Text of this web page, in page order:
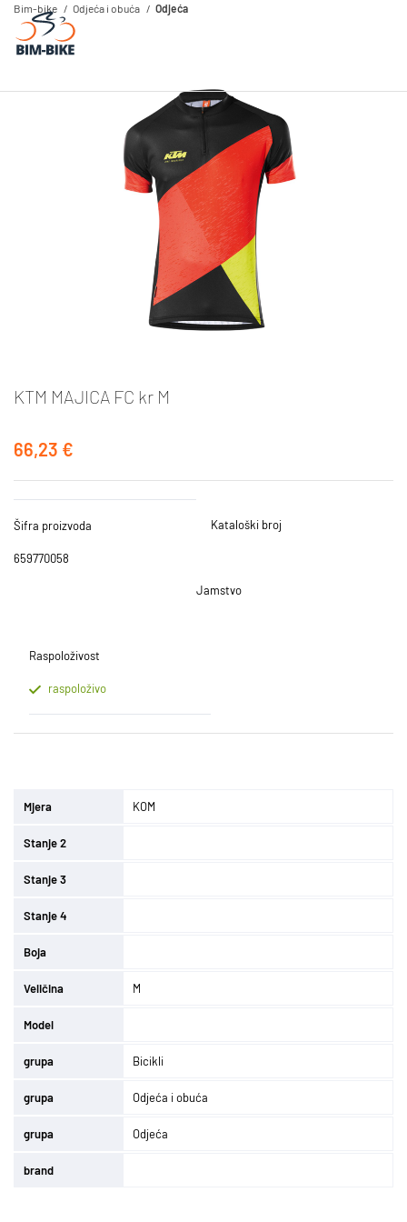
Bim-bike Odjeća i obuća Odjeća
KTM MAJICA FC kr M
66,23 €
Šifra proizvoda
659770058
Kataloški broj
Jamstvo
Raspoloživost
raspoloživo
Mjera KOM
Stanje 2
Stanje 3
Stanje 4
Boja
Veličina M
Model
grupa Bicikli
grupa Odjeća i obuća
grupa Odjeća
brand